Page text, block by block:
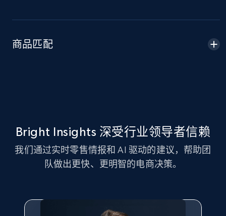
URL, Product id, Title, Seller name, Seller rating,
Seller reviews, Breadcrumbs, Root category, and
more.
商品匹配
Bright Insights 深受行业领导者信赖
我们通过实时零售情报和 AI 驱动的建议，帮助团
队做出更快、更明智的电商决策。